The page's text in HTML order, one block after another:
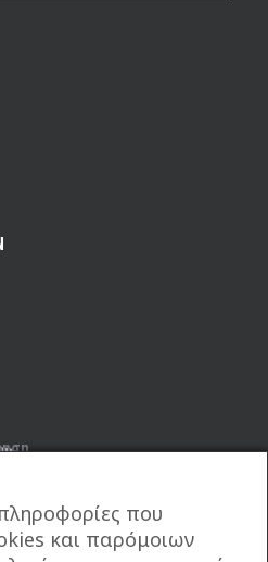
που
και παρόμοιων